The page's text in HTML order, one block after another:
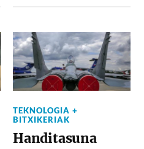
TEKNOLOGIA +
BITXIKERIAK
Handitasuna